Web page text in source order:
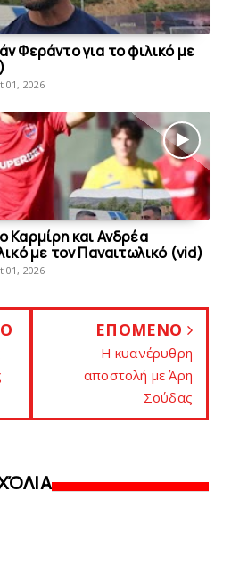
Φεράντο για το φιλικό με
01, 2026
Καρμίρη και Ανδρέα
με τoν Παναιτωλικό (vid)
01, 2026
ΕΠΟΜΕΝΟ
Η κυανέρυθρη
αποστολή με Άρη
Σoύδας